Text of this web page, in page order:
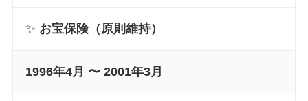
✨ お宝保険（原則維持）
1996年4月 〜 2001年3月